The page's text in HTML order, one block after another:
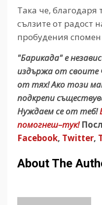
Така че, благодаря
сълзите от радост
пробудения спомен
"Барикада" е
издържа от
от тях! Ако този
подкрепи
Нуждаем се от теб!
помогнеш–тук!
Facebook, Twitter,
About The